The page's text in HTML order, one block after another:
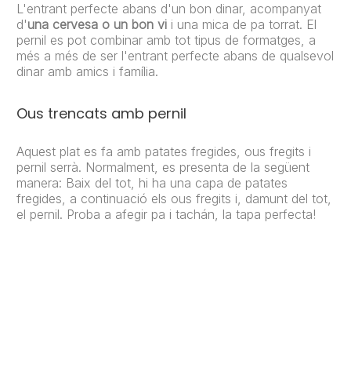
L'entrant perfecte abans d'un bon dinar, acompanyat
d'una cervesa o un bon vi i una mica de pa torrat. El
pernil es pot combinar amb tot tipus de formatges, a
més a més de ser l'entrant perfecte abans de qualsevol
dinar amb amics i família.
Ous trencats amb pernil
Aquest plat es fa amb patates fregides, ous fregits i
pernil serrà. Normalment, es presenta de la següent
manera: Baix del tot, hi ha una capa de patates
fregides, a continuació els ous fregits i, damunt del tot,
el pernil. Proba a afegir pa i tachán, la tapa perfecta!